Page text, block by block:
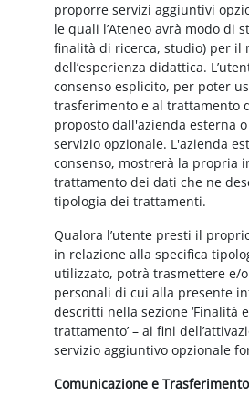
proporre servizi aggiuntivi
le quali l’Ateneo avrà modo di
finalità di ricerca, studio) per il
dell’esperienza didattica.
consenso esplicito, per poter
trasferimento e al trattamento
proposto dall'azienda esterna
servizio opzionale. L'azienda
consenso, mostrerà la propria
trattamento dei dati che ne
tipologia dei trattamenti.
Qualora l’utente presti il
in relazione alla specifica
utilizzato, potrà trasmettere e/
personali di cui alla presente
descritti nella sezione ‘Finalità
trattamento’ – ai fini
servizio aggiuntivo opzionale
Comunicazione e